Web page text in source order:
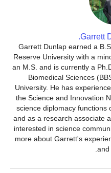
Garrett
Garrett Dunlap earned a
Reserve University with a
an M.S. and is currently a
Biomedical Sciences
University. He has
the Science and Innovation
science diplomacy functions
and as a research associate
interested in science
more about Garrett's
and